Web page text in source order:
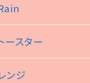
ースター
ンジ